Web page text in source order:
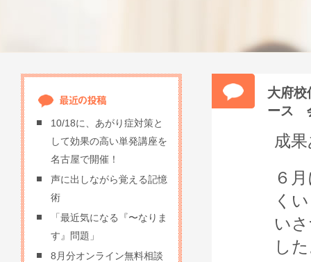
大府
ース
成
６
く
い
し
10/18に、あがり症対策と
して効果の高い単発講座を
名古屋で開催！
声に出しながら覚える記憶
術
「最近気になる『〜なりま
す』問題」
8月分オンライン無料相談